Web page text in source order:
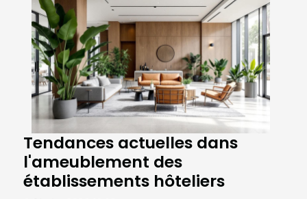
Tendances actuelles dans
l'ameublement des
établissements hôteliers